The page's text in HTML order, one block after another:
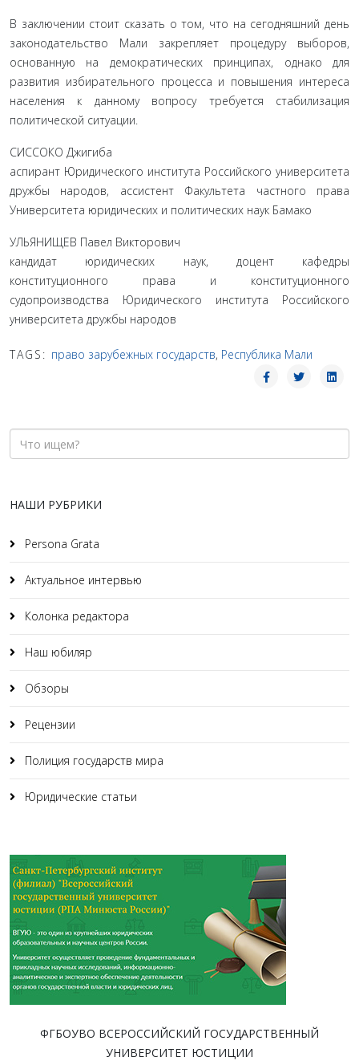
В заключении стоит сказать о том, что на сегодняшний день
законодательство Мали закрепляет процедуру выборов,
основан­ную на демократических принципах, однако для
развития изби­рательного процесса и повышения интереса
населения к данно­му вопросу требуется стабилизация
политической ситуации.
СИССОКО Джигиба
аспирант Юридического института Российского университета
дружбы народов, ассистент Факультета частного права
Университета юридических и политических наук Бамако
УЛЬЯНИЩЕВ Павел Викторович
кандидат юридических наук, доцент кафедры
конституционного права и конституционного
судопроизводства Юридического института Российского
университета дружбы народов
TAGS: право зарубежных государств, Республика Мали
НАШИ РУБРИКИ
Persona Grata
Актуальное интервью
Колонка редактора
Наш юбиляр
Обзоры
Рецензии
Полиция государств мира
Юридические статьи
ФГБОУВО ВСЕРОССИЙСКИЙ ГОСУДАРСТВЕННЫЙ
УНИВЕРСИТЕТ ЮСТИЦИИ